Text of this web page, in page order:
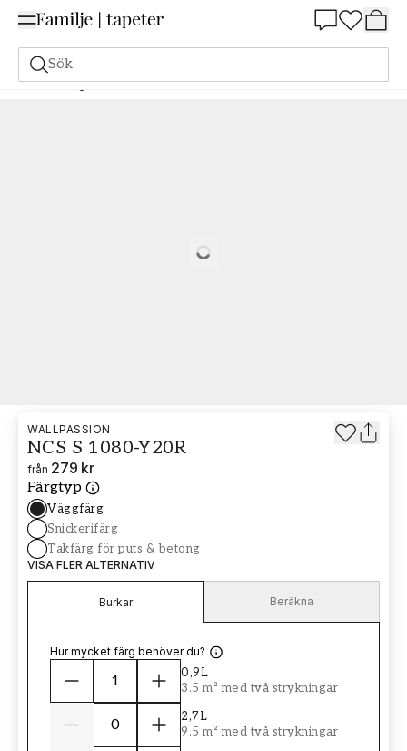
Sök
Målarfärg Beställ utifrån NCS Beställ utifrån NCS 1080-Y20R
Loading…
WALLPASSION
NCS S 1080-Y20R
från 279 kr
Färgtyp
Väggfärg
Snickerifärg
Takfärg för puts & betong
VISA FLER ALTERNATIV
Burkar Beräkna
Hur mycket färg behöver du?
0,9L
3.5 m² med två strykningar
2,7L
9.5 m² med två strykningar